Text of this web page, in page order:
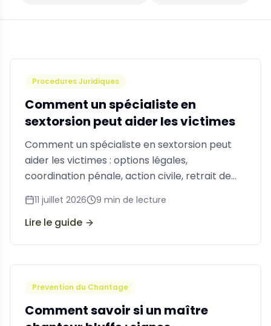
Procedures Juridiques
Comment un spécialiste en
sextorsion peut aider les victimes
Comment un spécialiste en sextorsion peut
aider les victimes : options légales,
coordination pénale, action civile, retrait de
contenu et ce à quoi s'attendre.
11 juillet 2026 9 min de lecture
Lire le guide
Prevention du Chantage
Comment savoir si un maître